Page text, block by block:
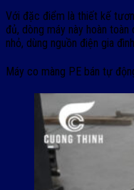
Với đặc điểm là thiết kế
đủ, dòng máy này hoàn
nhỏ, dùng nguồn điện gia đình.
Máy co màng PE bán tự